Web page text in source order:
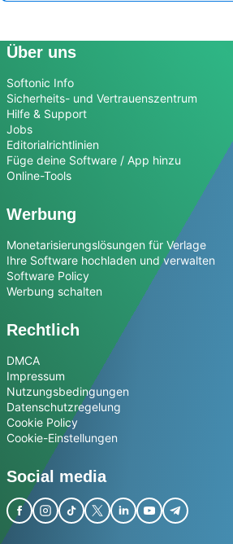
Über uns
Softonic Info
Sicherheits- und Vertrauenszentrum
Hilfe & Support
Jobs
Editorialrichtlinien
Füge deine Software / App hinzu
Online-Tools
Werbung
Monetarisierungslösungen für Verlage
Ihre Software hochladen und verwalten
Software Policy
Werbung schalten
Rechtlich
DMCA
Impressum
Nutzungsbedingungen
Datenschutzregelung
Cookie Policy
Cookie-Einstellungen
Social media